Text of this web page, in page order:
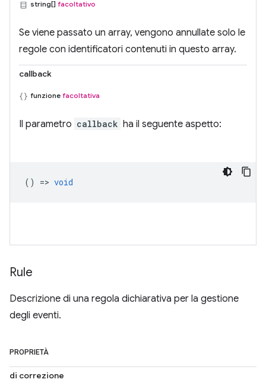
string[] facoltativo
Se viene passato un array, vengono annullate solo le
regole con identificatori contenuti in questo array.
callback
funzione facoltativa
Il parametro callback ha il seguente aspetto:
() => void
Rule
Descrizione di una regola dichiarativa per la gestione
degli eventi.
PROPRIETÀ
di correzione